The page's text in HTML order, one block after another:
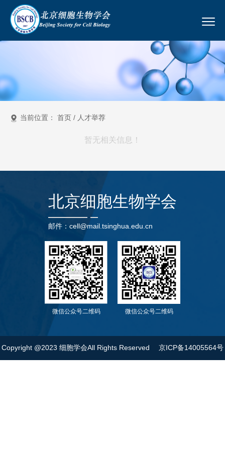
当前位置： 首页 / 人才举荐
暂无相关信息！
微信公众号二维码 微信公众号二维码
北京细胞生物学会
邮件：cell@mail.tsinghua.edu.cn
Copyright @2023 细胞学会All Rights Reserved 京ICP备14005564号